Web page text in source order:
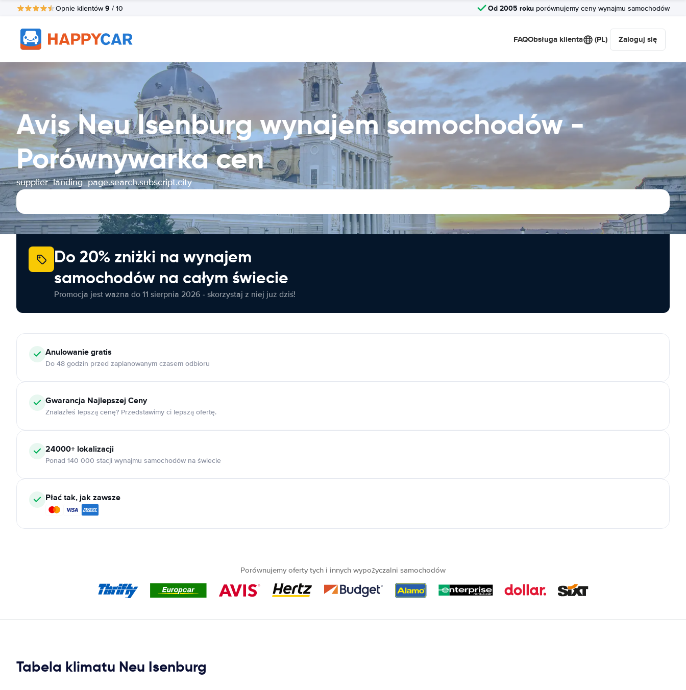
Opnie klientów9 / 10 Od 2005 roku porównujemy ceny wynajmu samochodów
FAQObsługa klienta (PL) Zaloguj się
Avis Neu Isenburg wynajem samochodów -
Porównywarka cen
supplier_landing_page.search.subscript.city
Do 20% zniżki na wynajem
samochodów na całym świecie
Promocja jest ważna do 11 sierpnia 2026 - skorzystaj z niej już dziś!
Anulowaniegratis
Do 48 godzin przed zaplanowanym czasem odbioru
Gwarancja Najlepszej Ceny
Znalazłeś lepszą cenę? Przedstawimy ci lepszą ofertę.
24000+ lokalizacji
Ponad 140 000 stacji wynajmu samochodów na świecie
Płać tak, jak zawsze
Porównujemy oferty tych i innych wypożyczalni samochodów
Tabela klimatu Neu Isenburg